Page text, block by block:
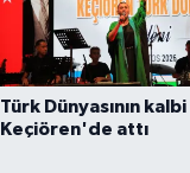
Türk Dünyasının kalbi
Keçiören'de attı